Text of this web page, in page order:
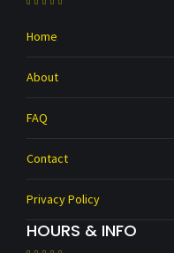
Home
About
FAQ
Contact
Privacy Policy
HOURS & INFO